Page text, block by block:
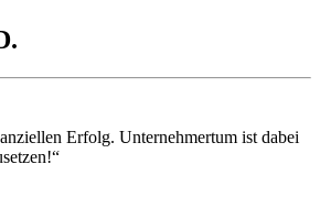
Erfolg. Unternehmertum ist dabei